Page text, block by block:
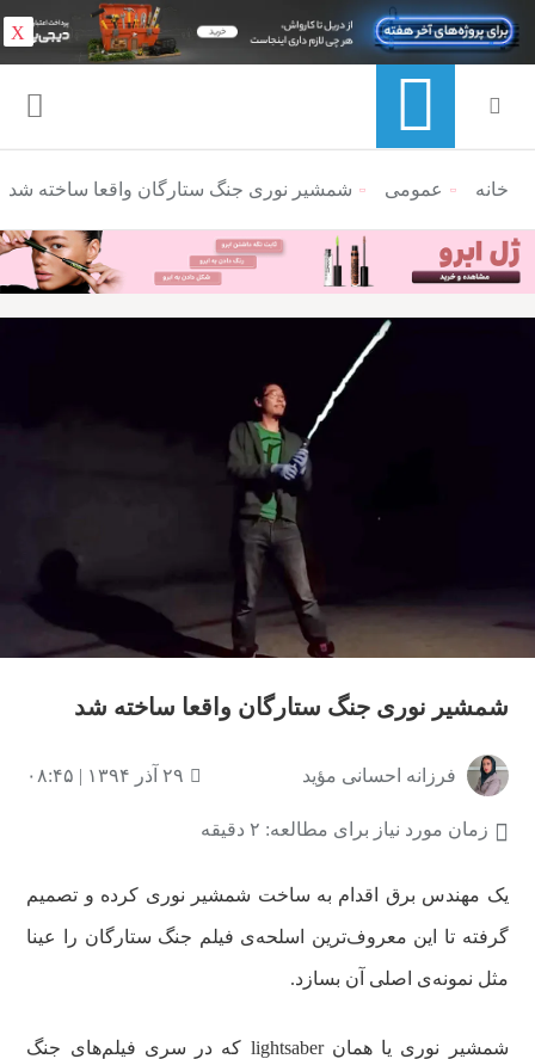
منوی ناوبری خرده نان
خانه عمومی شمشیر نوری جنگ ستارگان واقعا ساخته شد
شمشیر نوری جنگ ستارگان واقعا ساخته شد
فرزانه احسانی مؤید ۲۹ آذر ۱۳۹۴ | ۰۸:۴۵
زمان مورد نیاز برای مطالعه: ۲ دقیقه
یک مهندس برق اقدام به ساخت شمشیر نوری کرده و تصمیم
گرفته تا این معروف‌ترین اسلحه‌ی فیلم جنگ ستارگان را عینا
مثل نمونه‌ی اصلی آن بسازد.
شمشیر نوری یا همان lightsaber که در سری فیلم‌های جنگ
X